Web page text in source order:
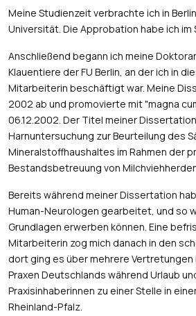
Meine Studienzeit verbrachte ich in
Universität. Die Approbation habe ich im
Anschließend begann ich meine
Klauentiere der FU Berlin, an der ich in
Mitarbeiterin beschäftigt war. Meine
2002 ab und promovierte mit "magna
06.12.2002. Der Titel meiner
Harnuntersuchung zur Beurteilung des
Mineralstoffhaushaltes im Rahmen der
Bestandsbetreuung von
Bereits während meiner Dissertation
Human-Neurologen gearbeitet, und so
Grundlagen erwerben können. Eine
Mitarbeiterin zog mich danach in den
dort ging es über mehrere Vertretungen
Praxen Deutschlands während Urlaub
Praxisinhaberinnen zu einer Stelle in
Rheinland-Pfalz.